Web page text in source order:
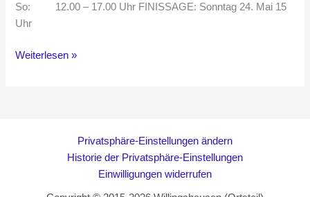
So: 12.00 – 17.00 Uhr FINISSAGE: Sonntag 24. Mai 15
Uhr
Ausstellung
Weiterlesen »
Privatsphäre-Einstellungen ändern
Historie der Privatsphäre-Einstellungen
Einwilligungen widerrufen